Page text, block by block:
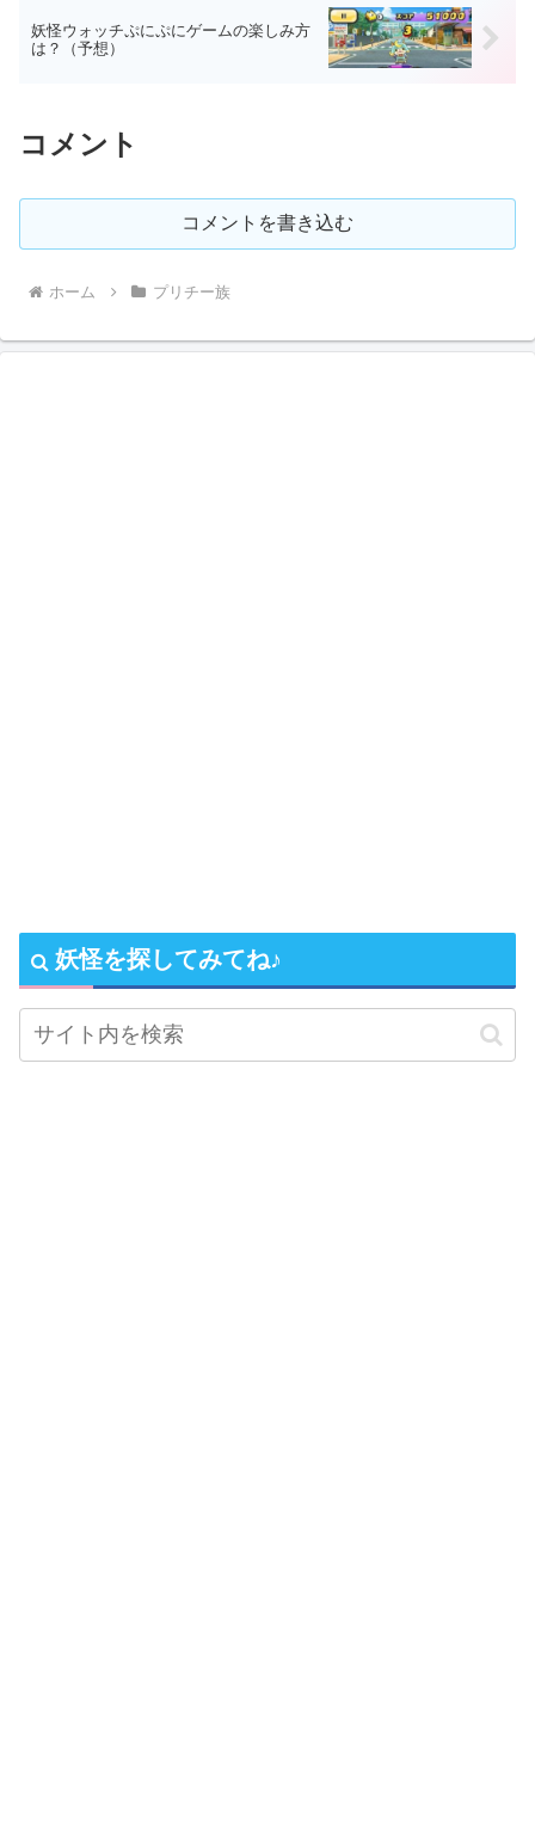
妖怪ウォッチぷにぷにゲームの楽しみ方
は？（予想）
コメント
コメントを書き込む
ホーム プリチー族
妖怪を探してみてね♪